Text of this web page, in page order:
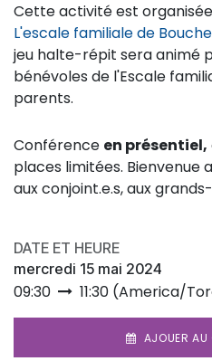
Cette activité est
L'escale familiale de
jeu halte-répit sera animé
bénévoles de l'Escale
parents.
Conférence en présentiel,
places limitées. Bienvenue
aux conjoint.e.s, aux
DATE ET HEURE
mercredi 15 mai 2024
09:30 11:30 (America/
AJOUER AU